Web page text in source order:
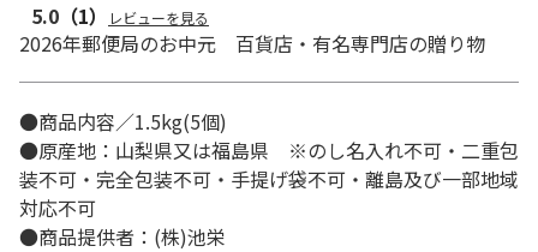
5.0 （1） レビューを見る
2026年郵便局のお中元 百貨店・有名専門店の贈り物
●商品内容／1.5kg(5個)
●原産地：山梨県又は福島県 ※のし名入れ不可・二重包
装不可・完全包装不可・手提げ袋不可・離島及び一部地域
対応不可
●商品提供者：(株)池栄